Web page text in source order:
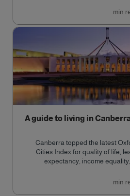
A guide to living in
Canberra topped the latest
Cities Index for quality of life,
expectancy, income